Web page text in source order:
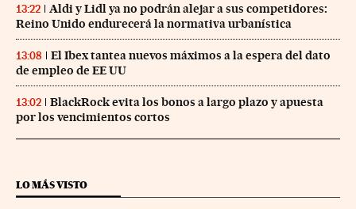
13:22
Aldi y Lidl ya no podrán alejar a sus competidores:
Reino Unido endurecerá la normativa urbanística
13:08
El Ibex tantea nuevos máximos a la espera del dato
de empleo de EE UU
13:02
BlackRock evita los bonos a largo plazo y apuesta
por los vencimientos cortos
LO MÁS VISTO